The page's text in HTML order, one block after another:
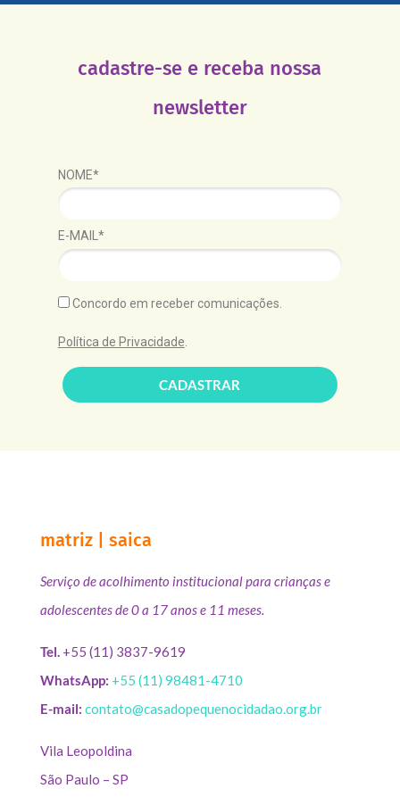
cadastre-se e receba nossa
newsletter
NOME*
E-MAIL*
Concordo em receber comunicações.
Política de Privacidade
CADASTRAR
matriz | saica
Serviço de acolhimento institucional para crianças e
adolescentes de 0 a 17 anos e 11 meses.
Tel.+55 (11) 3837-9619
WhatsApp: +55 (11) 98481-4710
E-mail: contato@casadopequenocidadao.org.br
Vila Leopoldina
São Paulo – SP